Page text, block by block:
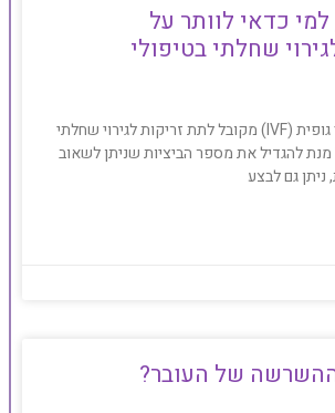
כדאי לוותר על
שחלתי בטיפולי
בטיפולי הפריה חוץ גופית (IVF) מקובל לתת זריקות לגירוי שחלתי
מנת להגדיל את מספר הביציות שניתן לשאוב
גם לבצע
של העובר?